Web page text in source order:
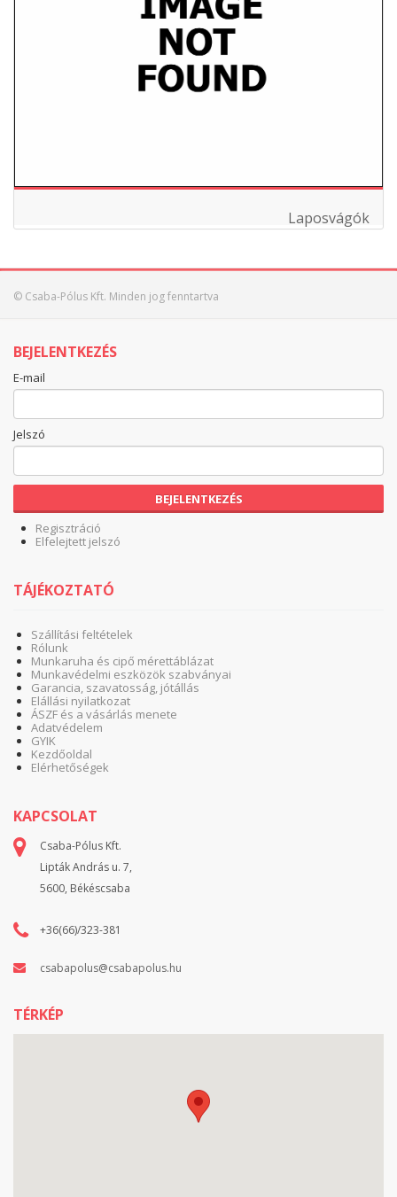
Laposvágók
© Csaba-Pólus Kft. Minden jog fenntartva
BEJELENTKEZÉS
E-mail
Jelszó
BEJELENTKEZÉS
Regisztráció
Elfelejtett jelszó
TÁJÉKOZTATÓ
Szállítási feltételek
Rólunk
Munkaruha és cipő mérettáblázat
Munkavédelmi eszközök szabványai
Garancia, szavatosság, jótállás
Elállási nyilatkozat
ÁSZF és a vásárlás menete
Adatvédelem
GYIK
Kezdőoldal
Elérhetőségek
KAPCSOLAT
Csaba-Pólus Kft.
Lipták András u. 7,
5600, Békéscsaba
+36(66)/323-381
csabapolus@csabapolus.hu
TÉRKÉP